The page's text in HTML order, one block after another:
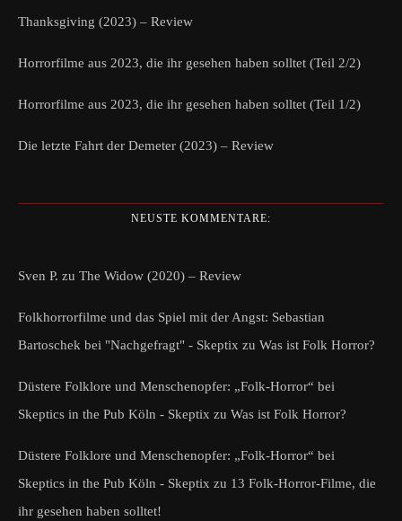
Thanksgiving (2023) – Review
Horrorfilme aus 2023, die ihr gesehen haben solltet (Teil 2/2)
Horrorfilme aus 2023, die ihr gesehen haben solltet (Teil 1/2)
Die letzte Fahrt der Demeter (2023) – Review
NEUSTE KOMMENTARE:
Sven P. zu The Widow (2020) – Review
Folkhorrorfilme und das Spiel mit der Angst: Sebastian
Bartoschek bei "Nachgefragt" - Skeptix zu Was ist Folk Horror?
Düstere Folklore und Menschenopfer: „Folk-Horror“ bei
Skeptics in the Pub Köln - Skeptix zu Was ist Folk Horror?
Düstere Folklore und Menschenopfer: „Folk-Horror“ bei
Skeptics in the Pub Köln - Skeptix zu 13 Folk-Horror-Filme, die
ihr gesehen haben solltet!